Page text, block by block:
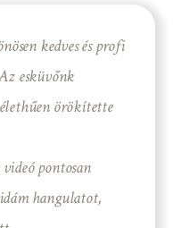
kedves és profi
esküvőnk
örökítette
pontosan
hangulatot,